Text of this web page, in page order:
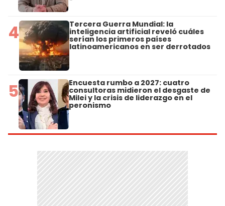
4 Tercera Guerra Mundial: la
inteligencia artificial reveló cuáles
serían los primeros países
latinoamericanos en ser derrotados
5 Encuesta rumbo a 2027: cuatro
consultoras midieron el desgaste de
Milei y la crisis de liderazgo en el
peronismo